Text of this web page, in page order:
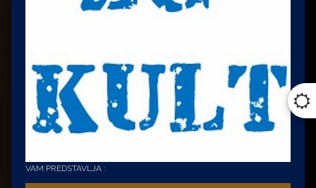
VAM PREDSTAVLJA :